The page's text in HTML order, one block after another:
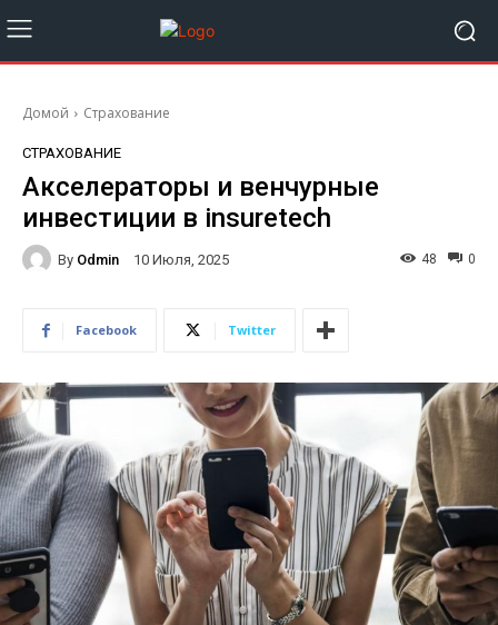
Домой Страхование
СТРАХОВАНИЕ
Акселераторы и венчурные
инвестиции в insuretech
By Odmin 10 Июля, 2025 0
48
Facebook Twitter